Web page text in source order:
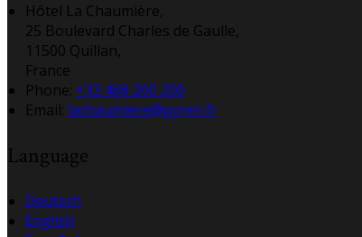
Hôtel La Chaumière,
25 Boulevard Charles de Gaulle,
11500 Quillan,
France
Phone: +33 468 200 200
Email: lachaumiere@pyren.fr
Language
Deutsch
English